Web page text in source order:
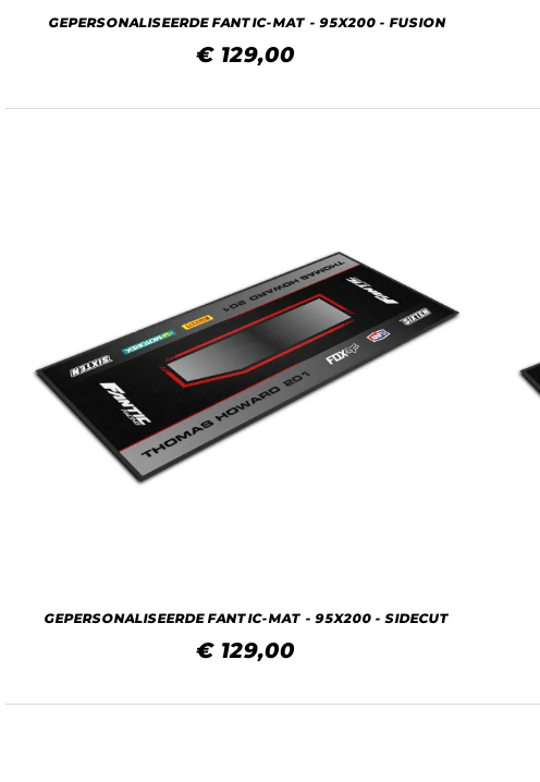
GEPERSONALISEERDE FANTIC-MAT - 95X200 - FUSION
€ 129,00
GEPERSONALISEERDE FANTIC-MAT - 95X200 - SIDECUT
€ 129,00